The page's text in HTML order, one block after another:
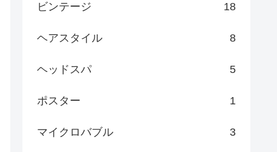
ビンテージ 18
ヘアスタイル 8
ヘッドスパ 5
ポスター 1
マイクロバブル 3